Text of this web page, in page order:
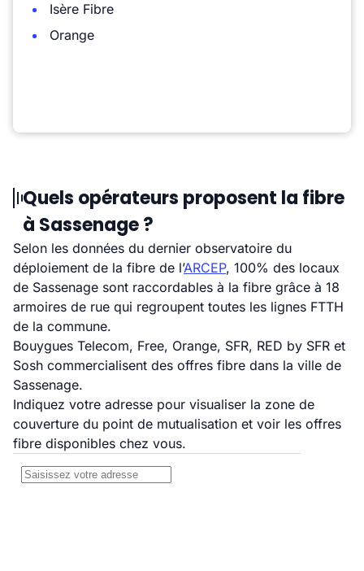
Isère Fibre
Orange
Quels opérateurs proposent la fibre
à Sassenage ?
Selon les données du dernier observatoire du
déploiement de la fibre de l’ARCEP, 100% des locaux
de Sassenage sont raccordables à la fibre grâce à 18
armoires de rue qui regroupent toutes les lignes FTTH
de la commune.
Bouygues Telecom, Free, Orange, SFR, RED by SFR et
Sosh commercialisent des offres fibre dans la ville de
Sassenage.
Indiquez votre adresse pour visualiser la zone de
couverture du point de mutualisation et voir les offres
fibre disponibles chez vous.